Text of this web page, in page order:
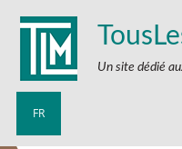
Un site dédié
FR